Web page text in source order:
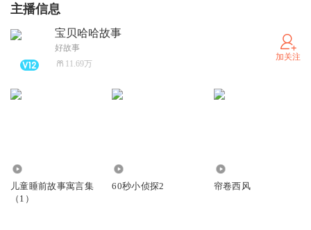
主播信息
宝贝哈哈故事
好故事
11.69万
加关注
儿童睡前故事寓言集
（1）
60秒小侦探2 帘卷西风